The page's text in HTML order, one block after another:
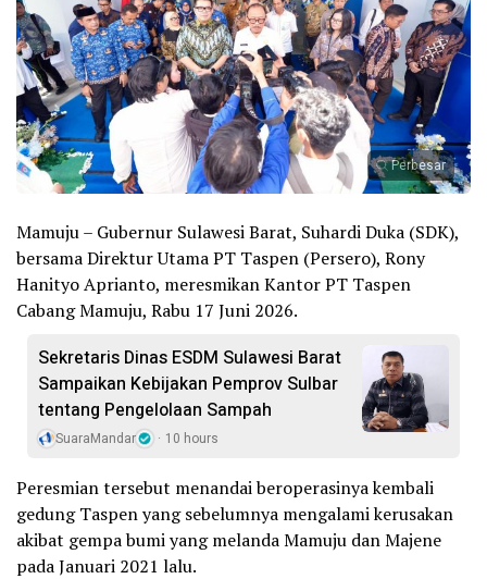
Perbesar
Mamuju – Gubernur Sulawesi Barat, Suhardi Duka (SDK),
bersama Direktur Utama PT Taspen (Persero), Rony
Hanityo Aprianto, meresmikan Kantor PT Taspen
Cabang Mamuju, Rabu 17 Juni 2026.
Sekretaris Dinas ESDM Sulawesi Barat
Sampaikan Kebijakan Pemprov Sulbar
tentang Pengelolaan Sampah
SuaraMandar 10 hours
Peresmian tersebut menandai beroperasinya kembali
gedung Taspen yang sebelumnya mengalami kerusakan
akibat gempa bumi yang melanda Mamuju dan Majene
pada Januari 2021 lalu.